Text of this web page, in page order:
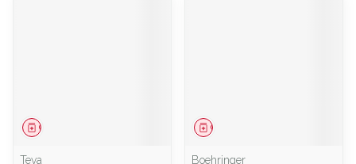
Geneesmiddel
Teva
Geneesmiddel
Boehringer